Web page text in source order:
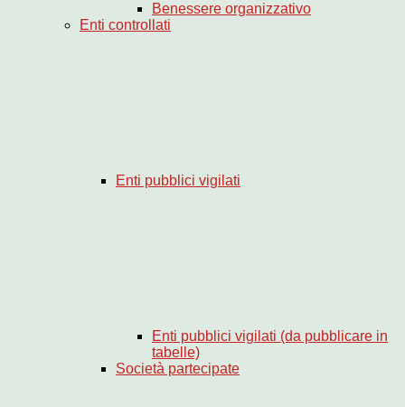
Benessere organizzativo
Enti controllati
Enti pubblici vigilati
Enti pubblici vigilati (da pubblicare in
tabelle)
Società partecipate